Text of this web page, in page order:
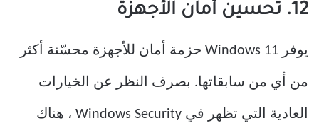
12. تحسين أمان الأجهزة
يوفر Windows 11 حزمة أمان للأجهزة محسّنة أكثر
من أي من سابقاتها. بصرف النظر عن الخيارات
العادية التي تظهر في Windows Security ، هناك